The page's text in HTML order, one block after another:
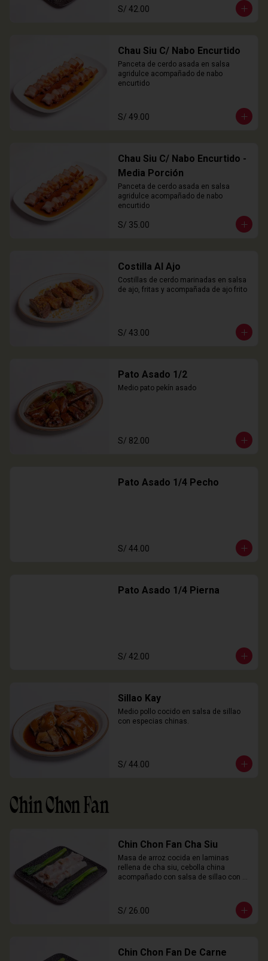
S/ 42.00
Chau Siu C/ Nabo Encurtido
Panceta de cerdo asada en salsa
agridulce acompañado de nabo
encurtido
S/ 49.00
Chau Siu C/ Nabo Encurtido -
Media Porción
Panceta de cerdo asada en salsa
agridulce acompañado de nabo
encurtido
S/ 35.00
Costilla Al Ajo
Costillas de cerdo marinadas en salsa
de ajo, fritas y acompañada de ajo frito
S/ 43.00
Pato Asado 1/2
Medio pato pekín asado
S/ 82.00
Pato Asado 1/4 Pecho
S/ 44.00
Pato Asado 1/4 Pierna
S/ 42.00
Sillao Kay
Medio pollo cocido en salsa de sillao
con especias chinas.
S/ 44.00
Chin Chon Fan
Chin Chon Fan Cha Siu
Masa de arroz cocida en laminas
rellena de cha siu, cebolla china
acompañado con salsa de sillao con
S/ 26.00
Chin Chon Fan De Carne